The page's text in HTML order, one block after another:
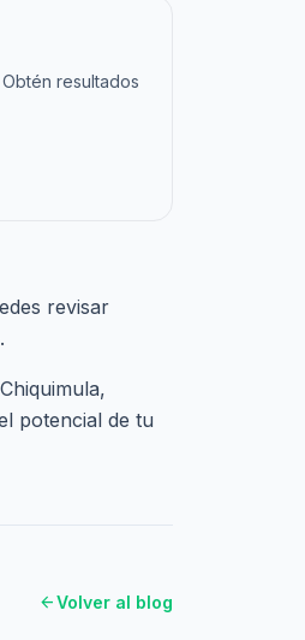
resultados
revisar
potencial de tu
arrow_backVolver al blog